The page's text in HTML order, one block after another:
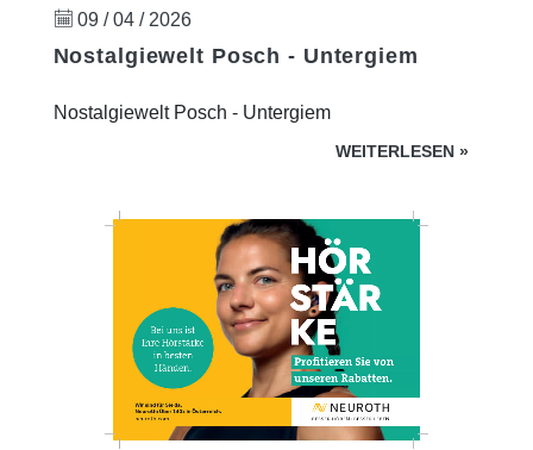
09 / 04 / 2026
Nostalgiewelt Posch - Untergiem
Nostalgiewelt Posch - Untergiem
WEITERLESEN »